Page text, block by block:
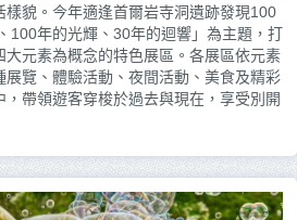
貌。今年適逢首爾岩寺洞遺跡發現100
100年的光輝、30年的迴響」為主題，打
元素為概念的特色展區。各展區依元素
展覽、體驗活動、夜間活動、美食及精彩
帶領遊客穿梭於過去與現在，享受別開